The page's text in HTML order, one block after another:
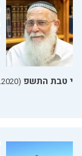
י טבת התשפ (07.01.2020)